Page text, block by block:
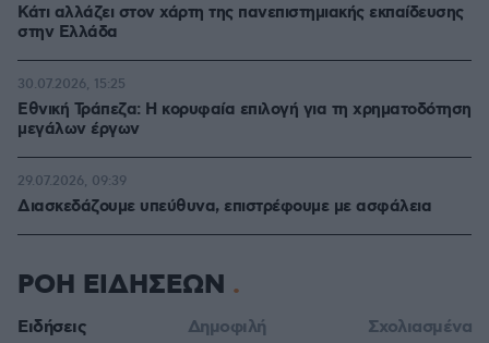
Κάτι αλλάζει στον χάρτη της πανεπιστημιακής εκπαίδευσης
στην Ελλάδα
Εθνική Τράπεζα: Η κορυφαία επιλογή για τη χρηματοδότηση
μεγάλων έργων
30.07.2026, 15:25
Διασκεδάζουμε υπεύθυνα, επιστρέφουμε με ασφάλεια
29.07.2026, 09:39
ΡΟΗ ΕΙΔΗΣΕΩΝ
Ειδήσεις Δημοφιλή Σχολιασμένα